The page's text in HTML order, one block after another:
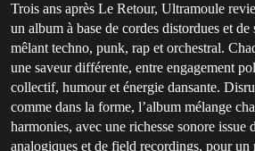
Trois ans après Le Retour, Ultramoule
un album à base de cordes distordues et de
mêlant techno, punk, rap et orchestral.
une saveur différente, entre engagement
collectif, humour et énergie dansante.
comme dans la forme, l’album mélange
harmonies, avec une richesse sonore issue
analogiques et de field recordings, pour un